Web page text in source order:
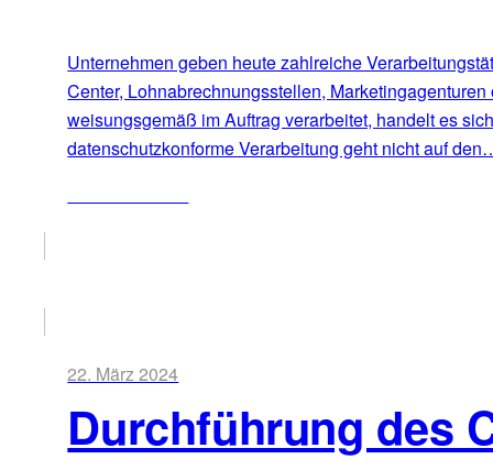
Unternehmen geben heute zahlreiche
Center, Lohnabrechnungsstellen,
weisungsgemäß im Auftrag verarbeitet, handelt es
datenschutzkonforme Verarbeitung geht nicht auf
22. März 2024
Durchführung des